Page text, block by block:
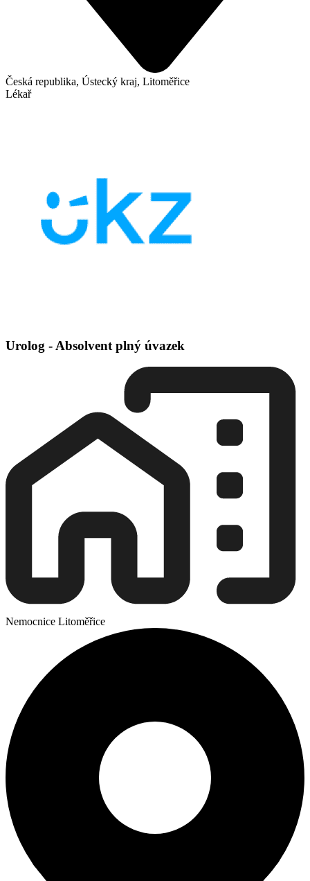
Česká republika, Ústecký kraj, Litoměřice
Lékař
Urolog - Absolvent plný úvazek
Nemocnice Litoměřice